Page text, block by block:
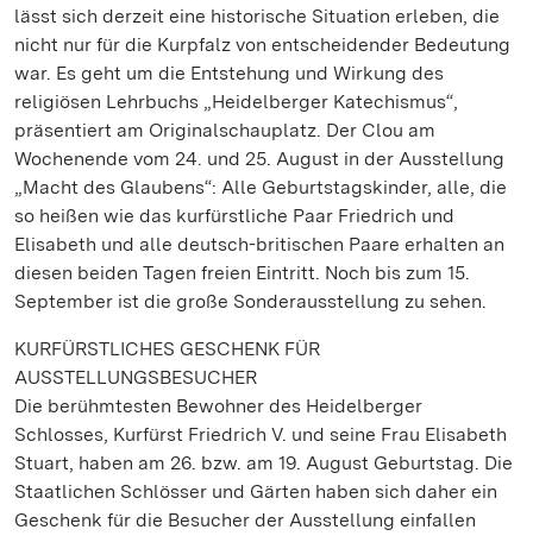
lässt sich derzeit eine historische Situation erleben, die
nicht nur für die Kurpfalz von entscheidender Bedeutung
war. Es geht um die Entstehung und Wirkung des
religiösen Lehrbuchs „Heidelberger Katechismus“,
präsentiert am Originalschauplatz. Der Clou am
Wochenende vom 24. und 25. August in der Ausstellung
„Macht des Glaubens“: Alle Geburtstagskinder, alle, die
so heißen wie das kurfürstliche Paar Friedrich und
Elisabeth und alle deutsch-britischen Paare erhalten an
diesen beiden Tagen freien Eintritt. Noch bis zum 15.
September ist die große Sonderausstellung zu sehen.
KURFÜRSTLICHES GESCHENK FÜR
AUSSTELLUNGSBESUCHER
Die berühmtesten Bewohner des Heidelberger
Schlosses, Kurfürst Friedrich V. und seine Frau Elisabeth
Stuart, haben am 26. bzw. am 19. August Geburtstag. Die
Staatlichen Schlösser und Gärten haben sich daher ein
Geschenk für die Besucher der Ausstellung einfallen